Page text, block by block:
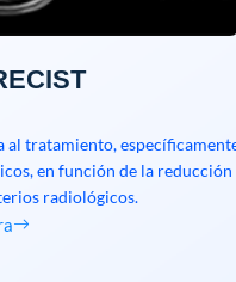
al tratamiento,
en función de la
radiológicos.